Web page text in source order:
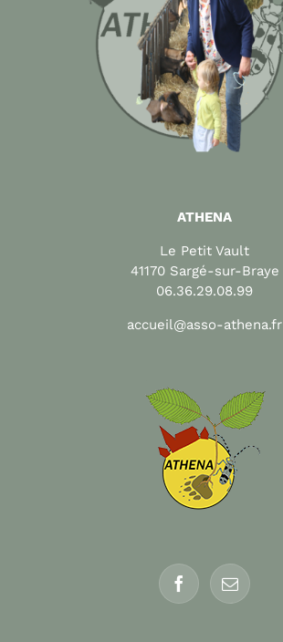
ATHENA
Le Petit Vault
41170 Sargé-sur-Braye
06.36.29.08.99
accueil@asso-athena.fr